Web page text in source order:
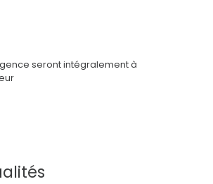
seront intégralement à